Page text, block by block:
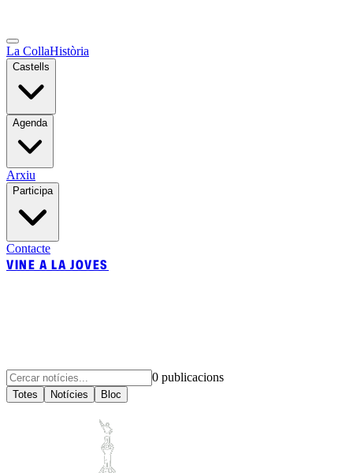
La CollaHistòria
Castells
Agenda
Arxiu
Participa
Contacte
VINE A LA JOVES
0 publicacions
Totes Notícies Bloc